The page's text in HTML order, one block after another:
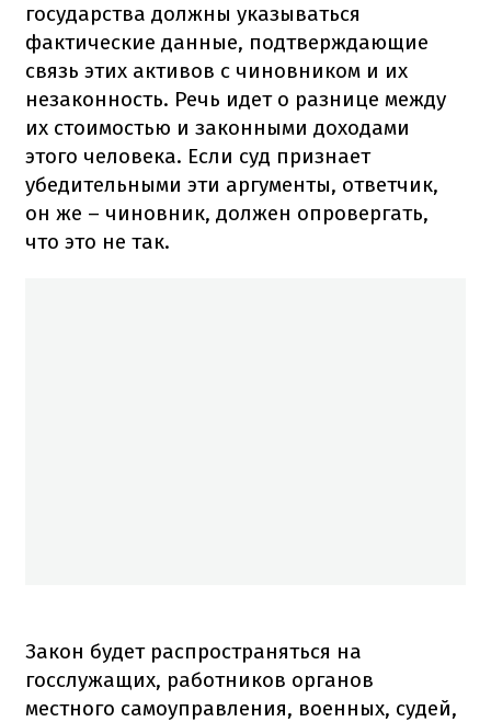
государства должны указываться
фактические данные, подтверждающие
связь этих активов с чиновником и их
незаконность. Речь идет о разнице между
их стоимостью и законными доходами
этого человека. Если суд признает
убедительными эти аргументы, ответчик,
он же – чиновник, должен опровергать,
что это не так.
Закон будет распространяться на
госслужащих, работников органов
местного самоуправления, военных, судей,